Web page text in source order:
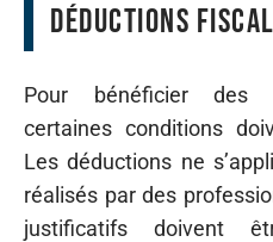
déductions
Pour bénéficier des
certaines conditions
Les déductions ne
réalisés par des
justificatifs doivent